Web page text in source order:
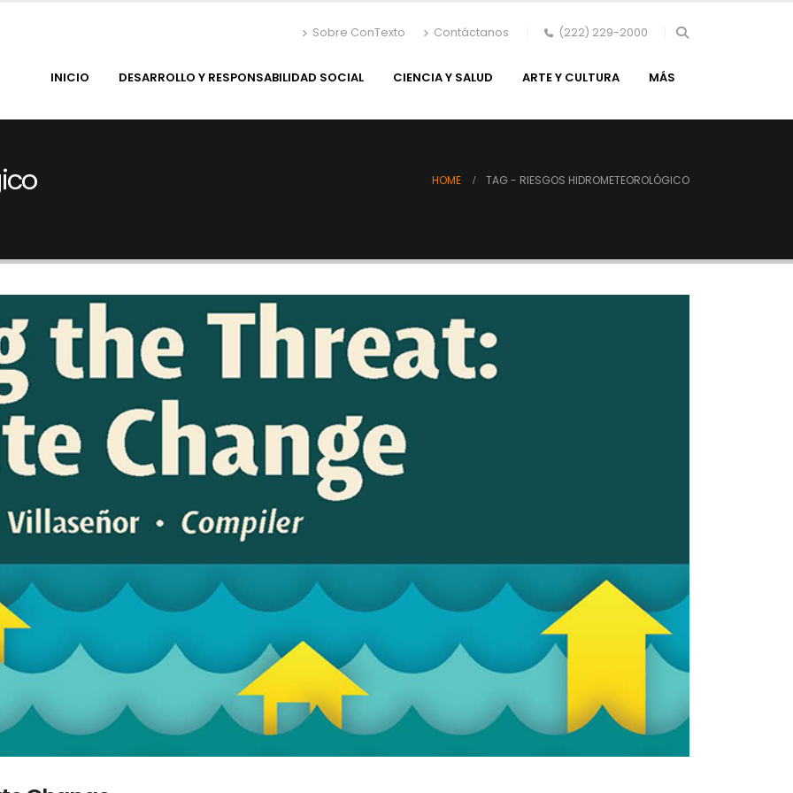
Sobre ConTexto Contáctanos (222) 229-2000
INICIO DESARROLLO Y RESPONSABILIDAD SOCIAL CIENCIA Y SALUD ARTE Y CULTURA MÁS
HOME TAG - RIESGOS HIDROMETEOROLÓGICO